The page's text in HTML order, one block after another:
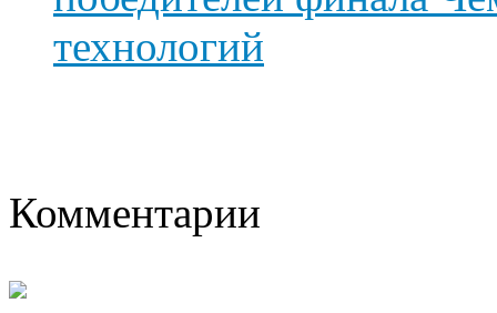
технологий
Комментарии